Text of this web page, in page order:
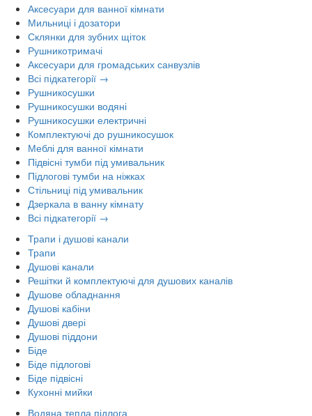
Аксесуари для ванної кімнати
Мильниці і дозатори
Склянки для зубних щіток
Рушникотримачі
Аксесуари для громадських санвузлів
Всі підкатегорії →
Рушникосушки
Рушникосушки водяні
Рушникосушки електричні
Комплектуючі до рушникосушок
Меблі для ванної кімнати
Підвісні тумби під умивальник
Підлогові тумби на ніжках
Стільниці під умивальник
Дзеркала в ванну кімнату
Всі підкатегорії →
Трапи і душові канали
Трапи
Душові канали
Решітки й комплектуючі для душових каналів
Душове обладнання
Душові кабіни
Душові двері
Душові піддони
Біде
Біде підлогові
Біде підвісні
Кухонні мийки
Водяна тепла підлога